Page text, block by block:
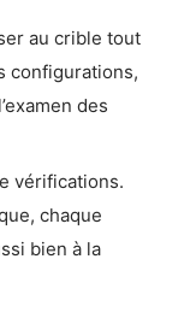
au crible tout
configurations,
des
vérifications.
chaque
bien à la